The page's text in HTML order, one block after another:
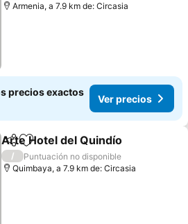
Armenia, a 7.9 km de: Circasia
precios exactos
Ver precios
CompartirAgregar a favoritos
Arte Hotel del Quindío
/
Puntuación no disponible
Quimbaya, a 7.9 km de: Circasia